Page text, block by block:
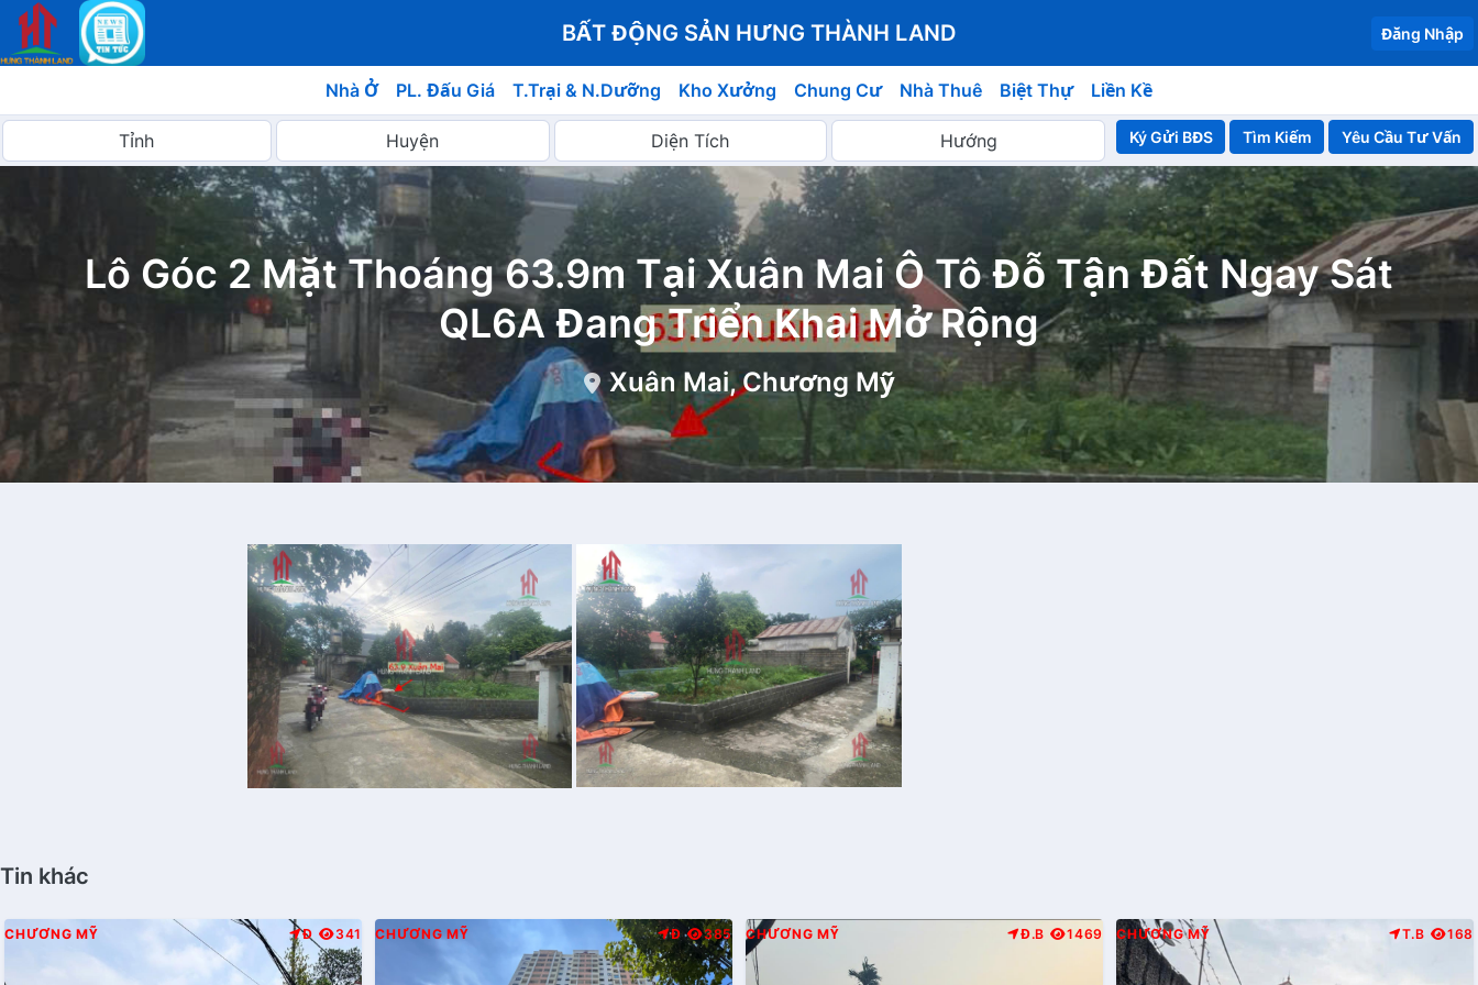
BẤT ĐỘNG SẢN HƯNG THÀNH LAND Đăng Nhập
Nhà Ở PL. Đấu Giá T.Trại & N.Dưỡng Kho Xưởng Chung Cư Nhà Thuê Biệt Thự Liền Kề
Ký Gửi BĐS Yêu Cầu Tư Vấn
Lô Góc 2 Mặt Thoáng 63.9m Tại Xuân Mai Ô Tô Đỗ Tận Đất Ngay Sát
QL6A Đang Triển Khai Mở Rộng
Xuân Mai, Chương Mỹ
Tin khác
CHƯƠNG MỸ Đ 341 CHƯƠNG MỸ Đ 385 CHƯƠNG MỸ Đ.B 1469 CHƯƠNG MỸ T.B 168